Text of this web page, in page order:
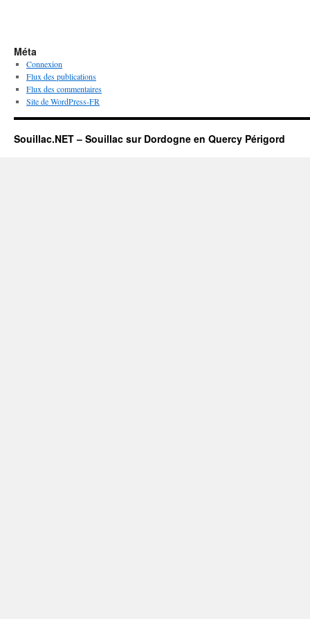
Méta
Connexion
Flux des publications
Flux des commentaires
Site de WordPress-FR
Souillac.NET – Souillac sur Dordogne en Quercy Périgord